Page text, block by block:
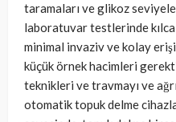
taramaları ve glikoz
laboratuvar testlerinde
minimal invaziv ve kolay
küçük örnek hacimleri
teknikleri ve travmayı ve
otomatik topuk delme